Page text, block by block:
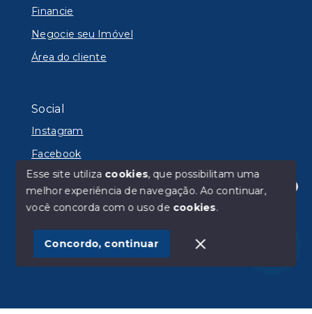
Olá! Estamos disponíveis para te ajudar.
Financie
Negocie seu Imóvel
Área do cliente
Social
Instagram
Facebook
© Copyright 2026 - Lyon Imóveis - Todos os direitos
SITE PARA IMOBILIARIA
Esse site utiliza cookies, que possibilitam uma
melhor experiência de navegação.Ao continuar,
você concorda com o uso de cookies.
Concordo, continuar